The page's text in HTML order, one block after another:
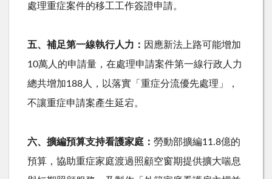
處理重症案件的移工工作簽證申請。
五、補足第一線執行人力： 因應新法上路可能增加
10萬人的申請量，在處理申請案件第一線行政人力
總共增加188人，以落實「重症分流優先處理」，
不讓重症申請案產生延宕。
六、擴編預算支持看護家庭： 勞動部擴編11.8億的
預算，協助重症家庭渡過照顧空窗期提供擴大喘息